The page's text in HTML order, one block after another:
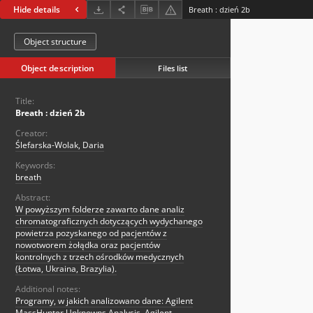
Hide details Breath : dzień 2b
Object structure
Object description Files list
Title:
Breath : dzień 2b
Creator:
Ślefarska-Wolak, Daria
Keywords:
breath
Abstract:
W powyższym folderze zawarto dane analiz
chromatograficznych dotyczących wydychanego
powietrza pozyskanego od pacjentów z
nowotworem żołądka oraz pacjentów
kontrolnych z trzech ośrodków medycznych
(Łotwa, Ukraina, Brazylia).
Additional notes:
Programy, w jakich analizowano dane: Agilent